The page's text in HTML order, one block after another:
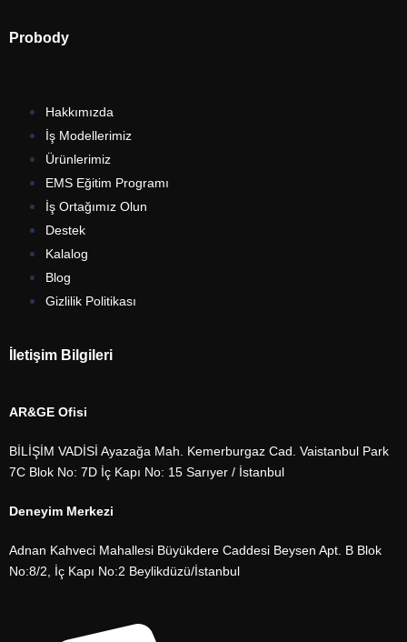
Probody
Hakkımızda
İş Modellerimiz
Ürünlerimiz
EMS Eğitim Programı
İş Ortağımız Olun
Destek
Kalalog
Blog
Gizlilik Politikası
İletişim Bilgileri
AR&GE Ofisi
BİLİŞİM VADİSİ Ayazağa Mah. Kemerburgaz Cad. Vaistanbul Park
7C Blok No: 7D İç Kapı No: 15 Sarıyer / İstanbul
Deneyim Merkezi
Adnan Kahveci Mahallesi Büyükdere Caddesi Beysen Apt. B Blok
No:8/2, İç Kapı No:2 Beylikdüzü/İstanbul